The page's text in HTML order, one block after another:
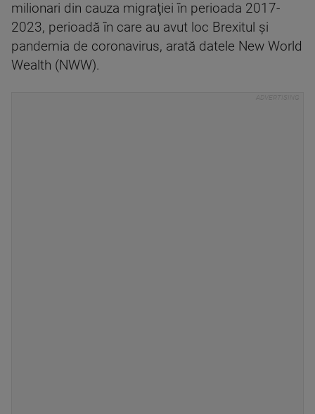
milionari din cauza migraţiei în perioada 2017-
2023, perioadă în care au avut loc Brexitul şi
pandemia de coronavirus, arată datele New World
Wealth (NWW).